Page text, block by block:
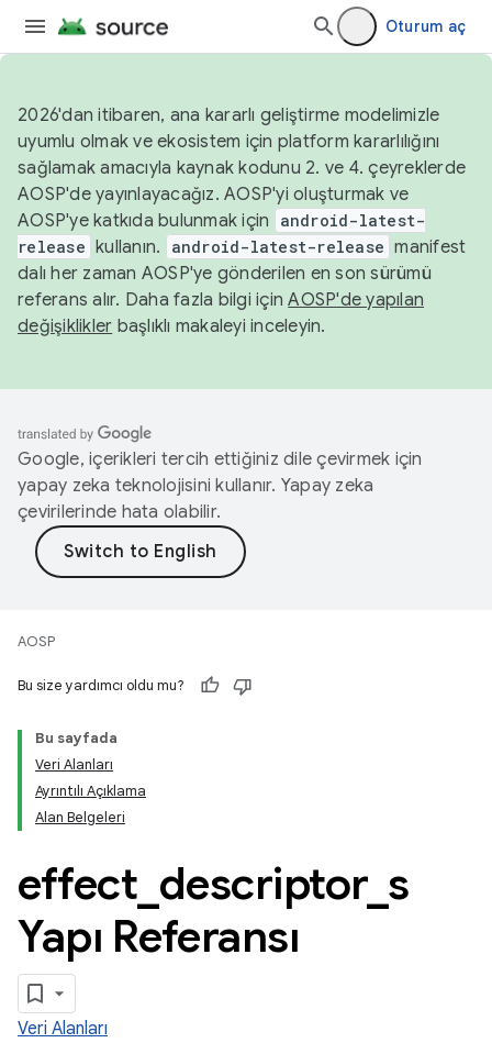
Oturum aç
2026'dan itibaren, ana kararlı geliştirme modelimizle
uyumlu olmak ve ekosistem için platform kararlılığını
sağlamak amacıyla kaynak kodunu 2. ve 4. çeyreklerde
AOSP'de yayınlayacağız. AOSP'yi oluşturmak ve
AOSP'ye katkıda bulunmak için
android-latest-
release kullanın. android-latest-release manifest
dalı her zaman AOSP'ye gönderilen en son sürümü
referans alır. Daha fazla bilgi içinAOSP'de yapılan
değişiklikler başlıklı makaleyi inceleyin.
Google, içerikleri tercih ettiğiniz dile çevirmek için
yapay zeka teknolojisini kullanır. Yapay zeka
çevirilerinde hata olabilir.
AOSP
Bu size yardımcı oldu mu?
Bu sayfada
Veri Alanları
Ayrıntılı Açıklama
Alan Belgeleri
effect descriptor_ s
Yapı Referansı
Veri Alanları